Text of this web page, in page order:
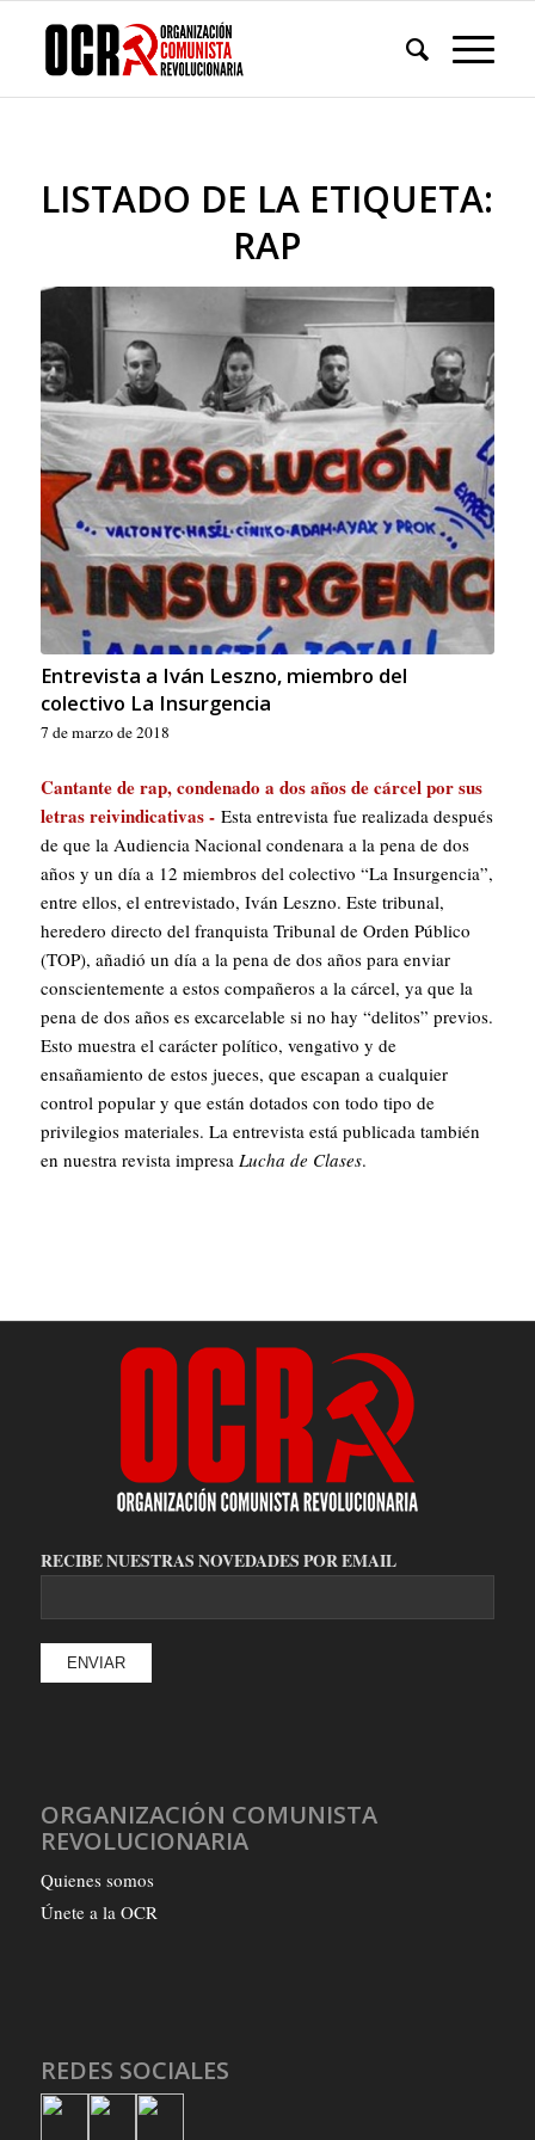
LISTADO DE LA ETIQUETA:
RAP
Entrevista a Iván Leszno, miembro del
colectivo La Insurgencia
7 de marzo de 2018
Cantante de rap, condenado a dos años de cárcel por sus
letras reivindicativas - Esta entrevista fue realizada después
de que la Audiencia Nacional condenara a la pena de dos
años y un día a 12 miembros del colectivo “La Insurgencia”,
entre ellos, el entrevistado, Iván Leszno. Este tribunal,
heredero directo del franquista Tribunal de Orden Público
(TOP), añadió un día a la pena de dos años para enviar
conscientemente a estos compañeros a la cárcel, ya que la
pena de dos años es excarcelable si no hay “delitos” previos.
Esto muestra el carácter político, vengativo y de
ensañamiento de estos jueces, que escapan a cualquier
control popular y que están dotados con todo tipo de
privilegios materiales. La entrevista está publicada también
en nuestra revista impresa Lucha de Clases.
RECIBE NUESTRAS NOVEDADES POR EMAIL
ORGANIZACIÓN COMUNISTA
REVOLUCIONARIA
Quienes somos
Únete a la OCR
REDES SOCIALES